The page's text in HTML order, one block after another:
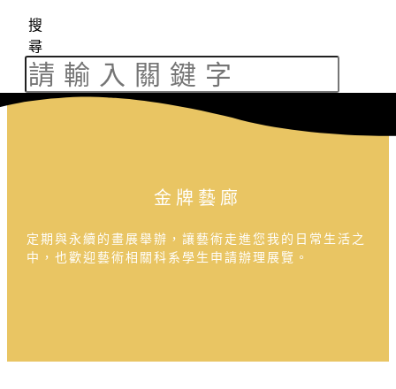
搜
尋
金牌藝廊
定期與永續的畫展舉辦，讓藝術走進您我的日常生活之
中，也歡迎藝術相關科系學生申請辦理展覽。